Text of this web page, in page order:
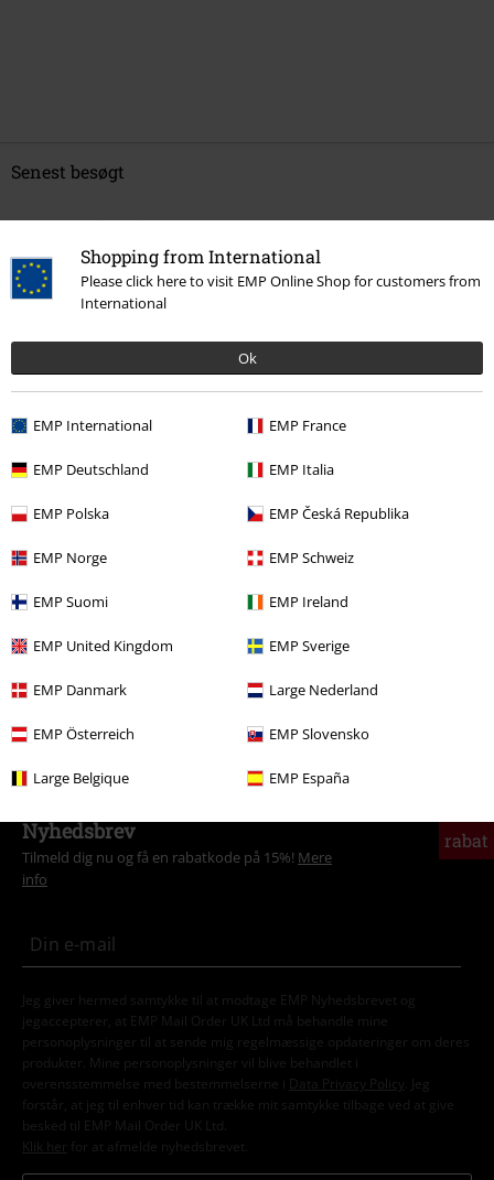
Shopping from International
Please click here to visit EMP Online Shop for customers from
International
Ok
EMP International EMP France
EMP Deutschland EMP Italia
EMP Polska EMP Česká Republika
EMP Norge EMP Schweiz
EMP Suomi EMP Ireland
EMP United Kingdom EMP Sverige
EMP Danmark Large Nederland
EMP Österreich EMP Slovensko
Large Belgique EMP España
Senest besøgt
kr 199.95
More categories. More options.
rabat
Nyhedsbrev
Tilmeld dig nu og få en rabatkode på 15%! Mere
info
Jeg giver hermed samtykke til at modtage EMP Nyhedsbrevet og
jegaccepterer, at EMP Mail Order UK Ltd må behandle mine
personoplysninger til at sende mig regelmæssige opdateringer om deres
produkter. Mine personoplysninger vil blive behandlet i
overensstemmelse med bestemmelserne i
Data Privacy Policy
. Jeg
forstår, at jeg til enhver tid kan trække mit samtykke tilbage ved at give
besked til EMP Mail Order UK Ltd.
Klik her
for at afmelde nyhedsbrevet.